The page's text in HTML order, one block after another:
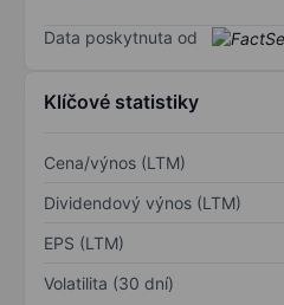
Data poskytnuta od
Klíčové statistiky
Cena/výnos (LTM)
Dividendový výnos (LTM)
EPS (LTM)
Volatilita (30 dní)